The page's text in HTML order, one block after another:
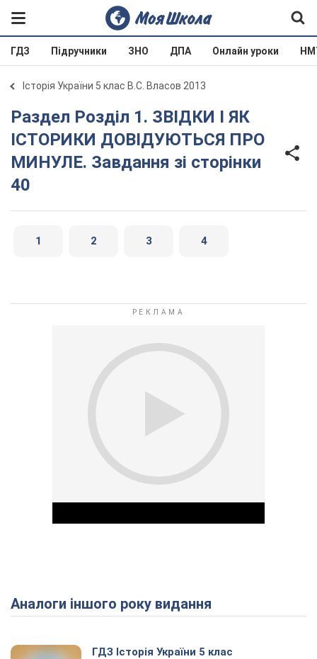
ГДЗ Підручники ЗНО ДПА Онлайн уроки
Історія України 5 клас В.С. Власов 2013
Раздел Розділ 1. ЗВІДКИ І ЯК
ІСТОРИКИ ДОВІДУЮТЬСЯ ПРО
МИНУЛЕ. Завдання зі сторінки
40
1 2 3 4
Play Video
Аналоги іншого року видання
ГДЗ Історія України 5 клас